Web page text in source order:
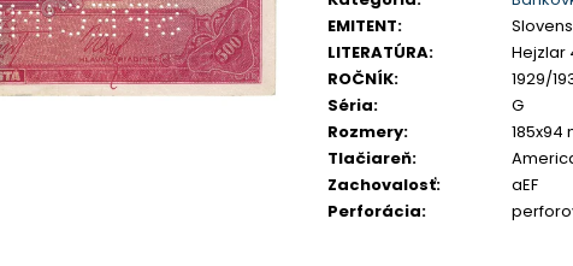
EMITENT:
LITERATÚRA:
Hejzlar
ROČNÍK:
1929/
Séria:
G
Rozmery:
185x94
Tlačiareň:
Zachovalosť:
aEF
Perforácia:
€350